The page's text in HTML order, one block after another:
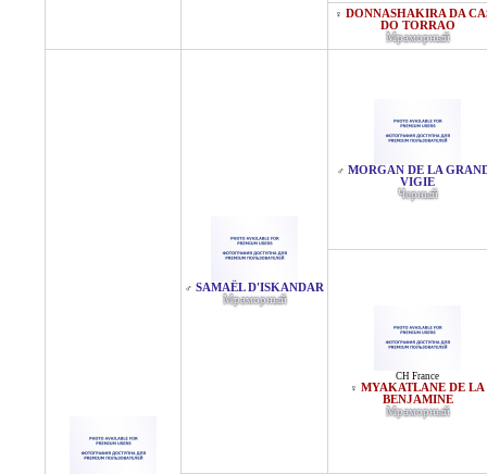
♀ DONNASHAKIRA DA
DO TORRAO
Мраморный
♂ SAMAËL D'ISKANDAR
Мраморный
♂ MORGAN DE LA
VIGIE
Черный
CH France
♀ MYAKATLANE DE LA
BENJAMINE
Мраморный